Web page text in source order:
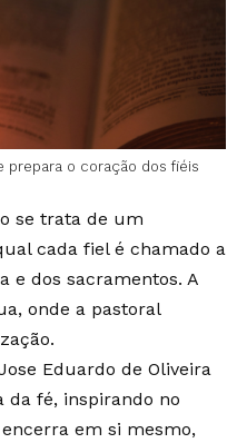
prepara o coração dos fiéis
se trata de um
cada fiel é chamado a
e dos sacramentos. A
onde a pastoral
Eduardo de Oliveira
da fé, inspirando no
em si mesmo,